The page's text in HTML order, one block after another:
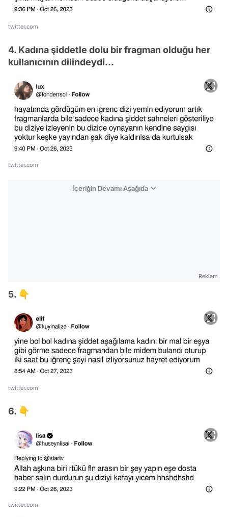
twitter.com
4. Kadına şiddetle dolu bir fragman olduğu her
kullanıcının dilindeydi...
twitter.com
İçeriğin Devamı Aşağıda
Reklam
5. 👇
twitter.com
6. 👇
twitter.com